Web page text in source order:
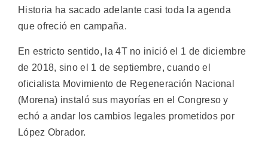
Historia ha sacado adelante casi toda la agenda
que ofreció en campaña.
En estricto sentido, la 4T no inició el 1 de diciembre
de 2018, sino el 1 de septiembre, cuando el
oficialista Movimiento de Regeneración Nacional
(Morena) instaló sus mayorías en el Congreso y
echó a andar los cambios legales prometidos por
López Obrador.